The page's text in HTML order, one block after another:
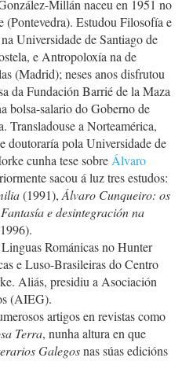
Millán naceu en 1951 no
(Pontevedra). Estudou Filosofía e
Universidade de Santiago de
e Antropoloxía na de
(Madrid); neses anos disfrutou
da Fundación Barrié de la Maza
bolsa-salario do Goberno de
Transladouse a Norteamérica,
doutoraría pola Universidade de
cunha tese sobre Álvaro
sacou á luz tres estudos:
(1991), Álvaro Cunqueiro: os
Fantasía e desintegración na
Románicas no Hunter
e Luso-Brasileiras do Centro
Aliás, presidiu a Asociación
(AIEG).
artigos en revistas como
Terra, nunha altura en que
Galegosnas súas edicións